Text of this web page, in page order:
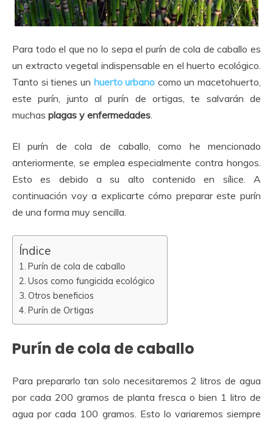
Para todo el que no lo sepa el purín de cola de caballo es
un extracto vegetal indispensable en el huerto ecológico.
Tanto si tienes un huerto urbano como un macetohuerto,
este purín, junto al purín de ortigas, te salvarán de
muchas plagas y enfermedades
El purín de cola de caballo, como he mencionado
anteriormente, se emplea especialmente contra hongos.
Esto es debido a su alto contenido en sílice. A
continuación voy a explicarte cómo preparar este purín
de una forma muy sencilla.
Índice
Purín de cola de caballo
Usos como fungicida ecológico
Otros beneficios
Purín de Ortigas
Purín de cola de caballo
Para prepararlo tan solo necesitaremos 2 litros de agua
por cada 200 gramos de planta fresca o bien 1 litro de
agua por cada 100 gramos. Esto lo variaremos siempre